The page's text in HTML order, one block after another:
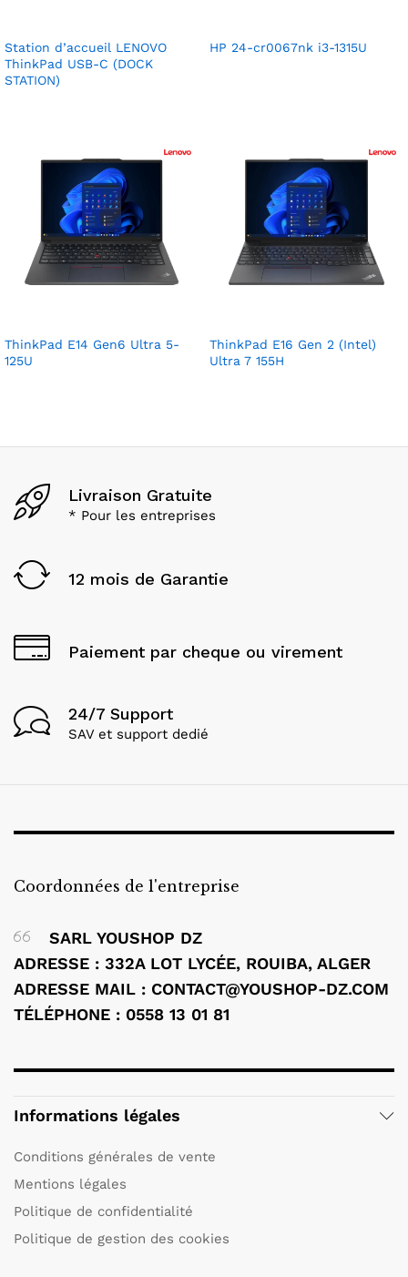
Station d’accueil LENOVO
ThinkPad USB-C (DOCK
STATION)
HP 24-cr0067nk i3-1315U
ThinkPad E14 Gen6 Ultra 5-
125U
ThinkPad E16 Gen 2 (Intel)
Ultra 7 155H
Livraison Gratuite
* Pour les entreprises
12 mois de Garantie
Paiement par cheque ou virement
24/7 Support
SAV et support dedié
Coordonnées de l'entreprise
SARL YOUSHOP DZ
ADRESSE : 332A LOT LYCÉE, ROUIBA, ALGER
ADRESSE MAIL : CONTACT@YOUSHOP-DZ.COM
TÉLÉPHONE : 0558 13 01 81
Informations légales
Conditions générales de vente
Mentions légales
Politique de confidentialité
Politique de gestion des cookies